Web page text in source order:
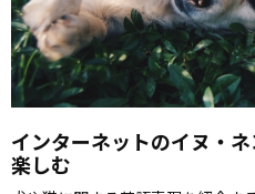
インターネットのイヌ・
楽しむ